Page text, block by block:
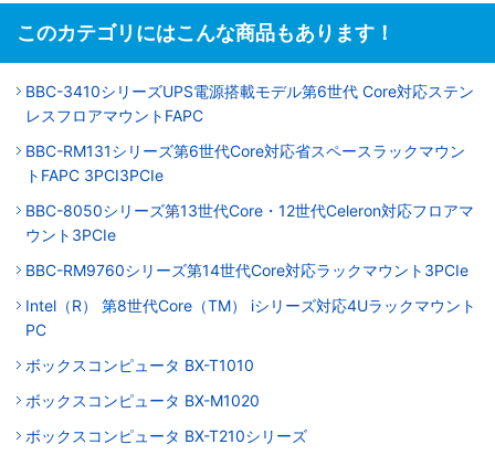
このカテゴリにはこんな商品もあります！
BBC-3410シリーズUPS電源搭載モデル第6世代 Core対応ステン
レスフロアマウントFAPC
BBC-RM131シリーズ第6世代Core対応省スペースラックマウン
トFAPC 3PCI3PCIe
BBC-8050シリーズ第13世代Core・12世代Celeron対応フロアマ
ウント3PCIe
BBC-RM9760シリーズ第14世代Core対応ラックマウント3PCIe
Intel（R） 第8世代Core（TM） iシリーズ対応4Uラックマウント
PC
ボックスコンピュータ BX-T1010
ボックスコンピュータ BX-M1020
ボックスコンピュータ BX-T210シリーズ